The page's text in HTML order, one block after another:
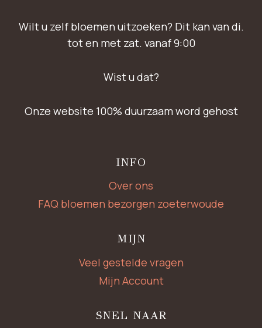
Wilt u zelf bloemen uitzoeken? Dit kan van di.
tot en met zat. vanaf 9:00
Wist u dat?
Onze website 100% duurzaam word gehost
INFO
Over ons
FAQ bloemen bezorgen zoeterwoude
MIJN
Veel gestelde vragen
Mijn Account
SNEL NAAR